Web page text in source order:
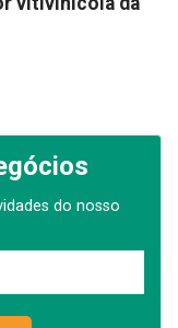
do nosso